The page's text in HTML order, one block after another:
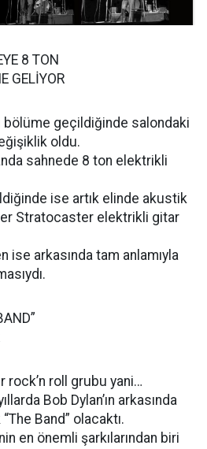
8 TON
GELİYOR
geçildiğinde salondaki
oldu.
sahnede 8 ton elektrikli
ise artık elinde akustik
Stratocaster elektrikli gitar
ise arkasında tam anlamıyla
rock’n roll grubu yani…
Bob Dylan’ın arkasında
Band” olacaktı.
en önemli şarkılarından biri